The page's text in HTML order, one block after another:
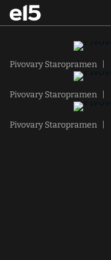
Pivovary Staropramen
Pivovary Staropramen
Pivovary Staropramen